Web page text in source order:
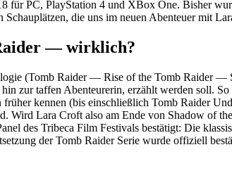
für PC, PlayStation 4 und XBox One. Bisher
die uns im neuen Abenteuer mit
— wirklich?
(Tomb Raider — Rise of the Tomb Raider
zur taffen Abenteurerin, erzählt werden soll.
kennen (bis einschließlich Tomb Raider
Wird Lara Croft also am Ende von Shadow of
des Tribeca Film Festivals bestätigt: Die
der Tomb Raider Serie wurde offiziell